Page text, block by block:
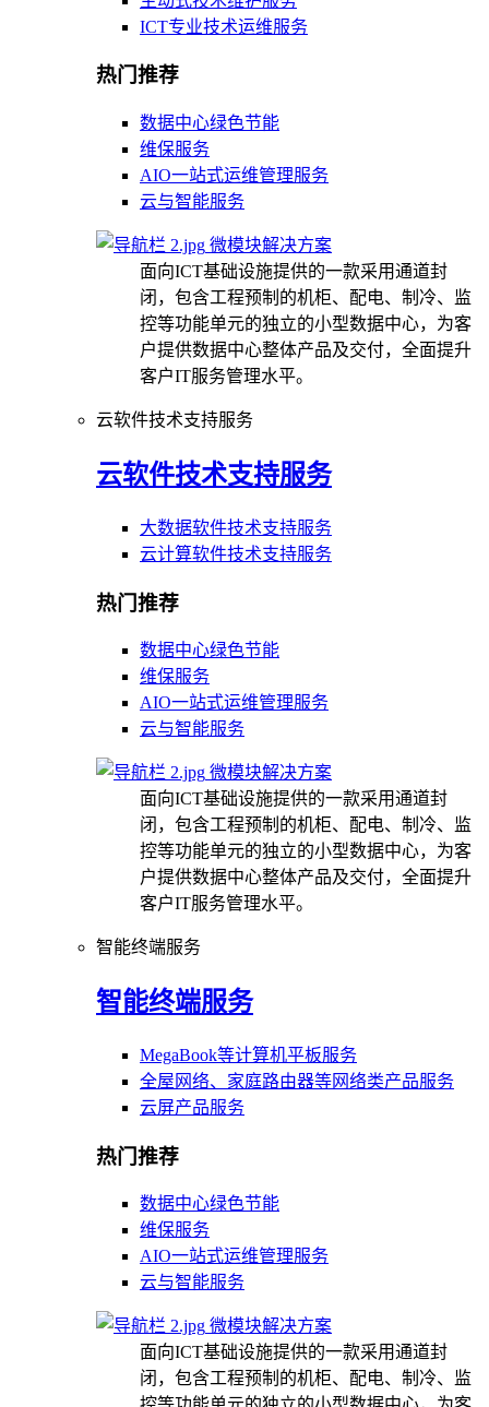
ICT专业技术运维服务
热门推荐
数据中心绿色节能
维保服务
AIO一站式运维管理服务
云与智能服务
微模块解决方案
面向ICT基础设施提供的一款采用通道封
闭，包含工程预制的机柜、配电、制冷、监
控等功能单元的独立的小型数据中心，为客
户提供数据中心整体产品及交付，全面提升
客户IT服务管理水平。
云软件技术支持服务
云软件技术支持服务
大数据软件技术支持服务
云计算软件技术支持服务
热门推荐
数据中心绿色节能
维保服务
AIO一站式运维管理服务
云与智能服务
微模块解决方案
面向ICT基础设施提供的一款采用通道封
闭，包含工程预制的机柜、配电、制冷、监
控等功能单元的独立的小型数据中心，为客
户提供数据中心整体产品及交付，全面提升
客户IT服务管理水平。
智能终端服务
智能终端服务
MegaBook等计算机平板服务
全屋网络、家庭路由器等网络类产品服务
云屏产品服务
热门推荐
数据中心绿色节能
维保服务
AIO一站式运维管理服务
云与智能服务
微模块解决方案
面向ICT基础设施提供的一款采用通道封
闭，包含工程预制的机柜、配电、制冷、监